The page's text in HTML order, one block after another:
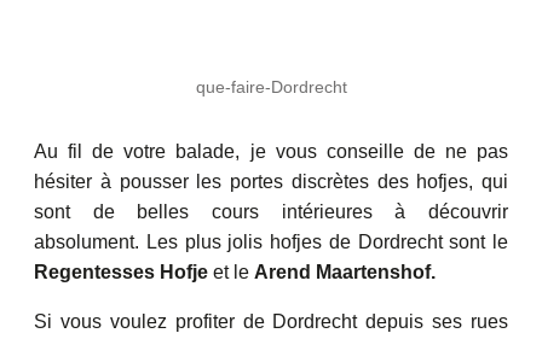
que-faire-Dordrecht
Au fil de votre balade, je vous conseille de ne pas
hésiter à pousser les portes discrètes des hofjes, qui
sont de belles cours intérieures à découvrir
absolument. Les plus jolis hofjes de Dordrecht sont le
Regentesses Hofje et le Arend Maartenshof.
Si vous voulez profiter de Dordrecht depuis ses rues